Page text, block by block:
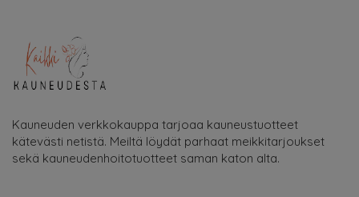
Kauneuden verkkokauppa tarjoaa kauneustuotteet
kätevästi netistä. Meiltä löydät parhaat meikkitarjoukset
sekä kauneudenhoitotuotteet saman katon alta.